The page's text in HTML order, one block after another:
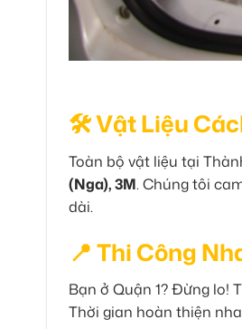
🛠️ Vật Liệu
Toàn bộ vật liệu tại
(Nga), 3M. Chúng tôi
dài.
📍 Thi Công
Bạn ở Quận 1? Đừng lo!
Thời gian hoàn thiện